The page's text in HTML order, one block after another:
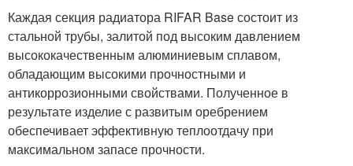
Каждая секция радиатора RIFAR Base состоит из
стальной трубы, залитой под высоким давлением
высококачественным алюминиевым сплавом,
обладающим высокими прочностными и
антикоррозионными свойствами. Полученное в
результате изделие с развитым оребрением
обеспечивает эффективную теплоотдачу при
максимальном запасе прочности.